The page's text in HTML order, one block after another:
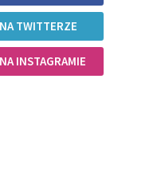
TWITTERZE
INSTAGRAMIE